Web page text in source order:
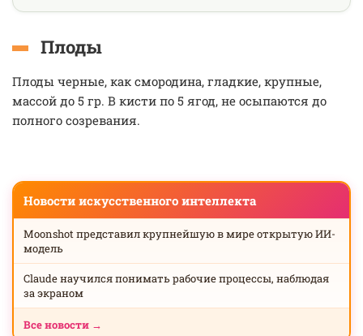
Плоды
Плоды черные, как смородина, гладкие, крупные,
массой до 5 гр. В кисти по 5 ягод, не осыпаются до
полного созревания.
Новости искусственного интеллекта
Moonshot представил крупнейшую в мире открытую ИИ-
модель
Claude научился понимать рабочие процессы, наблюдая
за экраном
Все новости →